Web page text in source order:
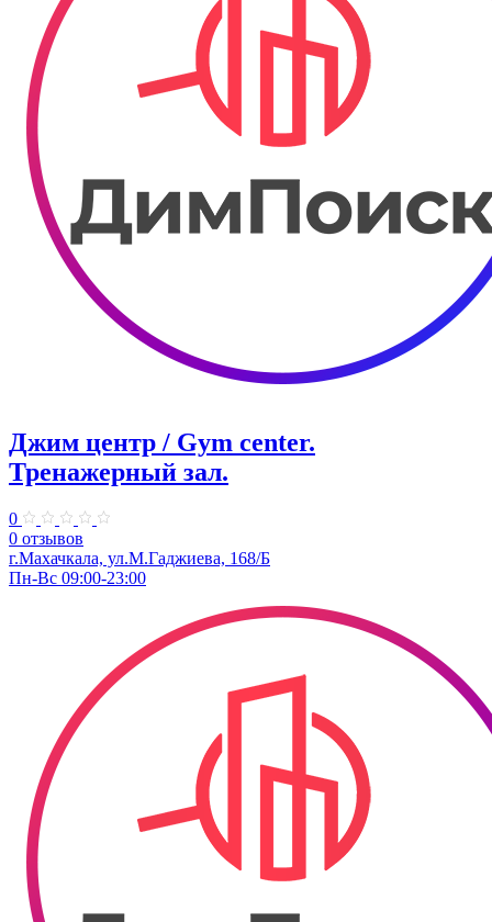
Джим центр / Gym center.
Тренажерный зал.
0
0 отзывов
г.Махачкала, ул.​М.Гаджиева, 168/Б
Пн-Вс 09:00-23:00